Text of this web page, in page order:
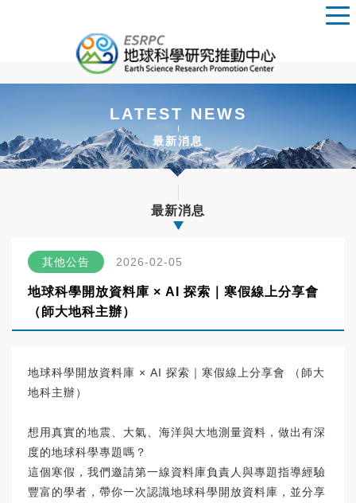
LATEST NEWS
最新消息
最新消息
其他公告 2026-02-05
地球科學開放資料庫 × AI 探索｜寒假線上分享會
（師大地科主辦）
地球科學開放資料庫 × AI 探索｜寒假線上分享會 （師大
地科主辦）
想用真實的地震、大氣、海洋與大地測量資料，做出有深
度的地球科學專題嗎？
這個寒假，我們邀請第一線資料庫負責人與專題指導經驗
豐富的學者，帶你一次認識地球科學開放資料庫，並分享